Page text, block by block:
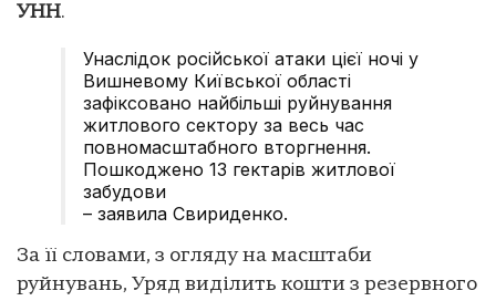
УНН.
Унаслідок російської атаки цієї ночі у
Вишневому Київської області
зафіксовано найбільші руйнування
житлового сектору за весь час
повномасштабного вторгнення.
Пошкоджено 13 гектарів житлової
забудови
– заявила Свириденко.
За її словами, з огляду на масштаби
руйнувань, Уряд виділить кошти з резервного